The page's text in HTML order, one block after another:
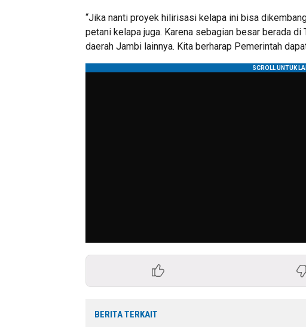
“Jika nanti proyek hilirisasi kelapa ini bisa
petani kelapa juga. Karena sebagian besar berada
daerah Jambi lainnya. Kita berharap Pemerintah
BERITA TERKAIT